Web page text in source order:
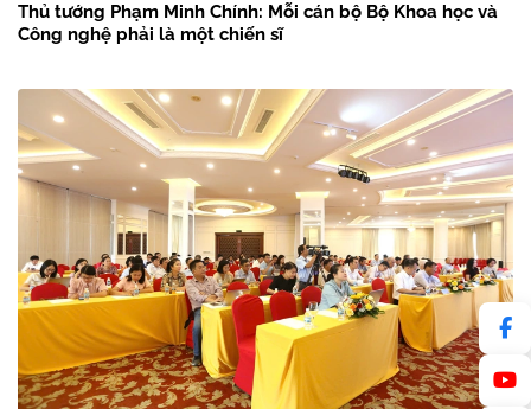
Thủ tướng Phạm Minh Chính: Mỗi cán bộ Bộ Khoa học và
Công nghệ phải là một chiến sĩ